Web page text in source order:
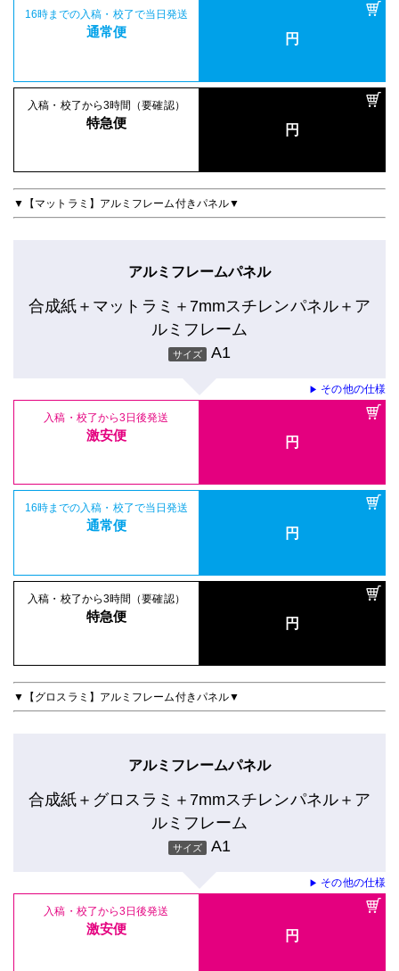
16時までの入稿・校了で当日発送
通常便 円
入稿・校了から3時間（要確認）
特急便 円
▼【マットラミ】アルミフレーム付きパネル▼
アルミフレームパネル
合成紙＋マットラミ＋7mmスチレンパネル＋ア
ルミフレーム
サイズ A1
▶ その他の仕様
入稿・校了から3日後発送
激安便 円
16時までの入稿・校了で当日発送
通常便 円
入稿・校了から3時間（要確認）
特急便 円
▼【グロスラミ】アルミフレーム付きパネル▼
アルミフレームパネル
合成紙＋グロスラミ＋7mmスチレンパネル＋ア
ルミフレーム
サイズ A1
▶ その他の仕様
入稿・校了から3日後発送
激安便 円